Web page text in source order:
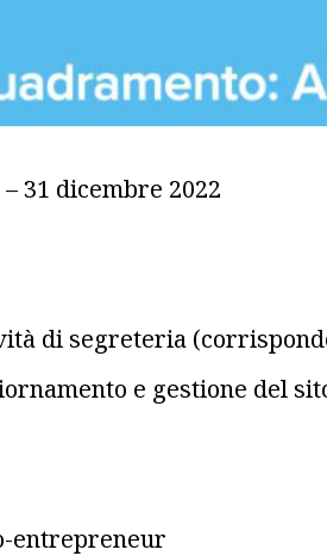
31 dicembre 2022
di segreteria
e gestione del
entrepreneur